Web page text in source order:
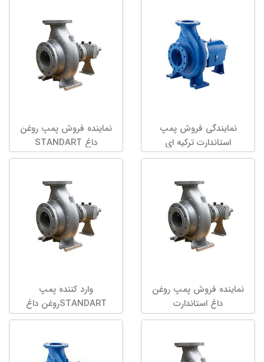
نمایندگی فروش پمپ
استاندارت ترکیه ای
نماینده فروش پمپ روغن
داغ STANDART
نماینده فروش پمپ روغن
داغ استاندارت
وارد کننده پمپ
STANDARTروغن داغ